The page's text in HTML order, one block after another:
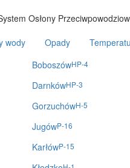
Osłony
wody Opady
HP-4
Boboszów
HP-3
Darnków
H-5
Gorzuchów
P-16
Jugów
P-15
Karłów